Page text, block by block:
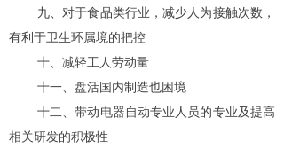
九、对于食品类行业，减少人为接触次数，
有利于卫生环属境的把控
十、减轻工人劳动量
十一、盘活国内制造也困境
十二、带动电器自动专业人员的专业及提高
相关研发的积极性